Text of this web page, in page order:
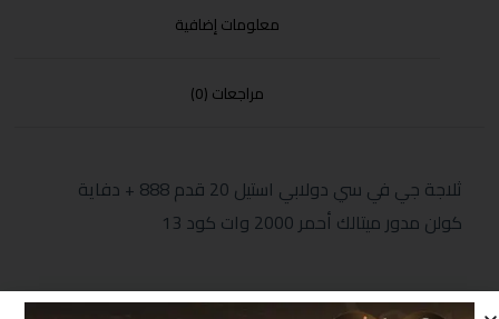
معلومات إضافية
مراجعات (0)
ثلاجة جي في سي دولابي استيل 20 قدم 888 + دفاية
كولن مدور ميتالك أحمر 2000 وات كود 13